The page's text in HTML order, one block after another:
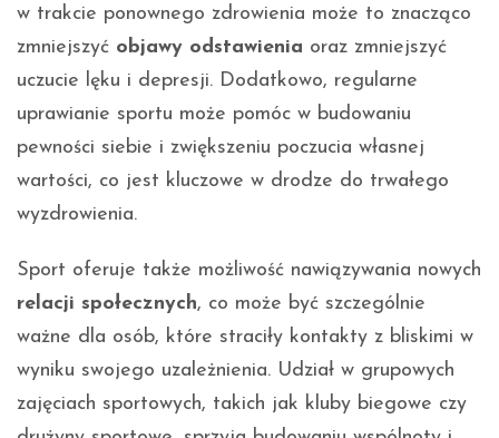
w trakcie ponownego zdrowienia może to znacząco
zmniejszyć objawy odstawienia oraz zmniejszyć
uczucie lęku i depresji. Dodatkowo, regularne
uprawianie sportu może pomóc w budowaniu
pewności siebie i zwiększeniu poczucia własnej
wartości, co jest kluczowe w drodze do trwałego
wyzdrowienia.
Sport oferuje także możliwość nawiązywania nowych
relacji społecznych, co może być szczególnie
ważne dla osób, które straciły kontakty z bliskimi w
wyniku swojego uzależnienia. Udział w grupowych
zajęciach sportowych, takich jak kluby biegowe czy